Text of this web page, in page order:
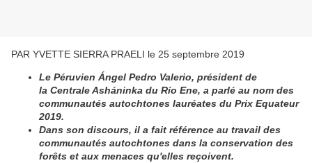
PAR YVETTE SIERRA PRAELI le 25 septembre 2019
Le Péruvien Ángel Pedro Valerio, président de
la Centrale Asháninka du Río Ene, a parlé au nom des
communautés autochtones lauréates du Prix Equateur
2019.
Dans son discours, il a fait référence au travail des
communautés autochtones dans la conservation des
forêts et aux menaces qu'elles reçoivent.